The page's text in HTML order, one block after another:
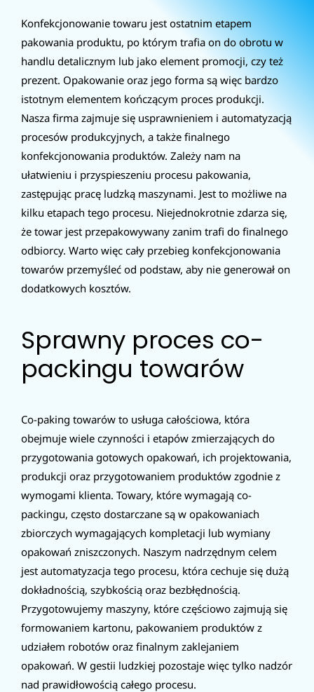
URZĄDZENIA SPECJALISTYCZNE
DYSPENSERY
UBRANIE DLA AUTOMATYCZNEGO SPAWACZA UR
Konfekcjonowanie towaru jest ostatnim etapem
pakowania produktu, po którym trafia on do obrotu w
handlu detalicznym lub jako element promocji, czy też
prezent. Opakowanie oraz jego forma są więc bardzo
istotnym elementem kończącym proces produkcji.
Nasza firma zajmuje się usprawnieniem i automatyzacją
procesów produkcyjnych, a także finalnego
konfekcjonowania produktów. Zależy nam na
ułatwieniu i przyspieszeniu procesu pakowania,
zastępując pracę ludzką maszynami. Jest to możliwe na
kilku etapach tego procesu. Niejednokrotnie zdarza się,
że towar jest przepakowywany zanim trafi do finalnego
odbiorcy. Warto więc cały przebieg konfekcjonowania
towarów przemyśleć od podstaw, aby nie generował on
dodatkowych kosztów.
Sprawny proces co-
packingu towarów
Co-paking towarów to usługa całościowa, która
obejmuje wiele czynności i etapów zmierzających do
przygotowania gotowych opakowań, ich projektowania,
produkcji oraz przygotowaniem produktów zgodnie z
wymogami klienta. Towary, które wymagają co-
packingu, często dostarczane są w opakowaniach
zbiorczych wymagających kompletacji lub wymiany
opakowań zniszczonych. Naszym nadrzędnym celem
jest automatyzacja tego procesu, która cechuje się dużą
dokładnością, szybkością oraz bezbłędnością.
Przygotowujemy maszyny, które częściowo zajmują się
formowaniem kartonu, pakowaniem produktów z
udziałem robotów oraz finalnym zaklejaniem
opakowań. W gestii ludzkiej pozostaje więc tylko nadzór
nad prawidłowością całego procesu.